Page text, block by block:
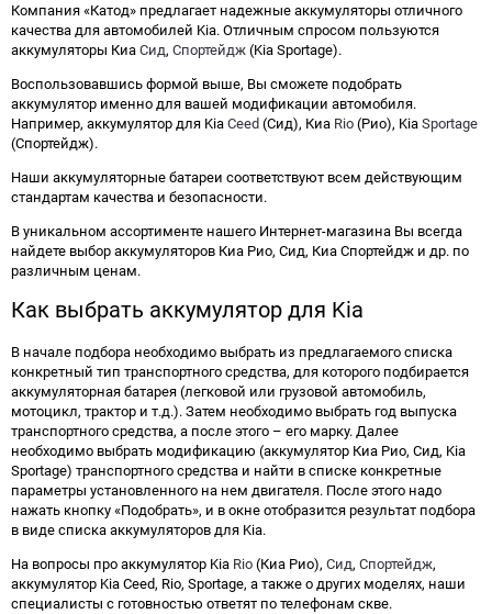
Компания «Катод» предлагает надежные аккумуляторы отличного
качества для автомобилей Kia. Отличным спросом пользуются
аккумуляторы КиаСид, Спортейдж(Kia Sportage).
Воспользовавшись формой выше, Вы сможете подобрать
аккумулятор именно для вашей модификации автомобиля.
Например, аккумулятор для KiaCeed(Сид), Киа Rio(Рио), KiaSportage
(Спортейдж).
Наши аккумуляторные батареи соответствуют всем действующим
стандартам качества и безопасности.
В уникальном ассортименте нашего Интернет-магазина Вы всегда
найдете выбор аккумуляторов Киа Рио, Сид, Киа Спортейдж и др. по
различным ценам.
Как выбрать аккумулятор для Kia
В начале подбора необходимо выбрать из предлагаемого списка
конкретный тип транспортного средства, для которого подбирается
аккумуляторная батарея (легковой или грузовой автомобиль,
мотоцикл, трактор и т.д.). Затем необходимо выбрать год выпуска
транспортного средства, а после этого – его марку. Далее
необходимо выбрать модификацию (аккумулятор Киа Рио, Сид, Kia
Sportage) транспортного средства и найти в списке конкретные
параметры установленного на нем двигателя. После этого надо
нажать кнопку «Подобрать», и в окне отобразится результат подбора
в виде списка аккумуляторов для Kia.
На вопросы про аккумулятор Kia Rio(Киа Рио), Сид, Спортейдж,
аккумулятор Kia Ceed, Rio, Sportage, а также о других моделях, наши
специалисты с готовностью ответят по телефонам скве.